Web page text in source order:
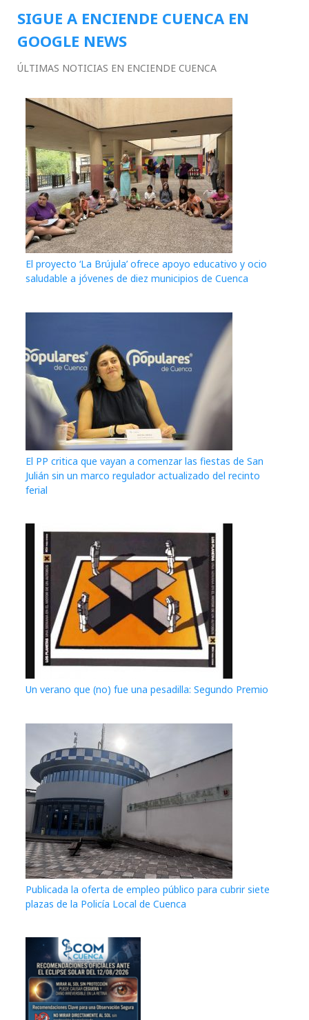
SIGUE A ENCIENDE CUENCA EN
GOOGLE NEWS
ÚLTIMAS NOTICIAS EN ENCIENDE CUENCA
El proyecto ‘La Brújula’ ofrece apoyo educativo y ocio
saludable a jóvenes de diez municipios de Cuenca
El PP critica que vayan a comenzar las fiestas de San
Julián sin un marco regulador actualizado del recinto
ferial
Un verano que (no) fue una pesadilla: Segundo Premio
Publicada la oferta de empleo público para cubrir siete
plazas de la Policía Local de Cuenca